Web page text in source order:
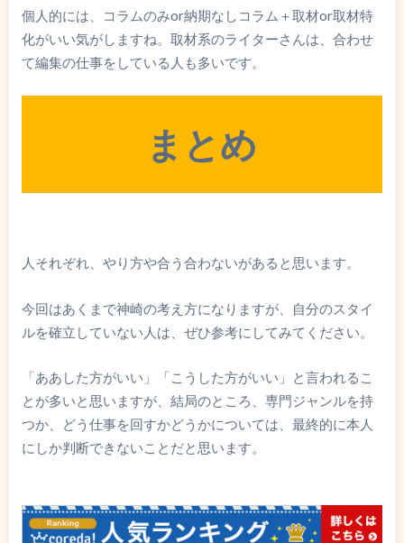
個人的には、コラムのみor納期なしコラム＋取材or取材特
化がいい気がしますね。取材系のライターさんは、合わせ
て編集の仕事をしている人も多いです。
まとめ
人それぞれ、やり方や合う合わないがあると思います。
今回はあくまで神崎の考え方になりますが、自分のスタイ
ルを確立していない人は、ぜひ参考にしてみてください。
「ああした方がいい」「こうした方がいい」と言われるこ
とが多いと思いますが、結局のところ、専門ジャンルを持
つか、どう仕事を回すかどうかについては、最終的に本人
にしか判断できないことだと思います。